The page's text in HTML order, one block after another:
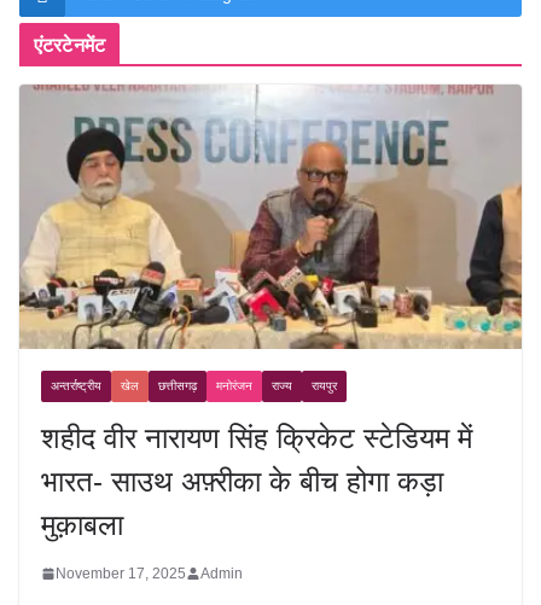
एंटरटेनमेंट
अन्तर्राष्ट्रीय खेल छत्तीसगढ़ मनोरंजन राज्य रायपुर
शहीद वीर नारायण सिंह क्रिकेट स्टेडियम में
भारत- साउथ अफ़्रीका के बीच होगा कड़ा
मुक़ाबला
November 17, 2025 Admin